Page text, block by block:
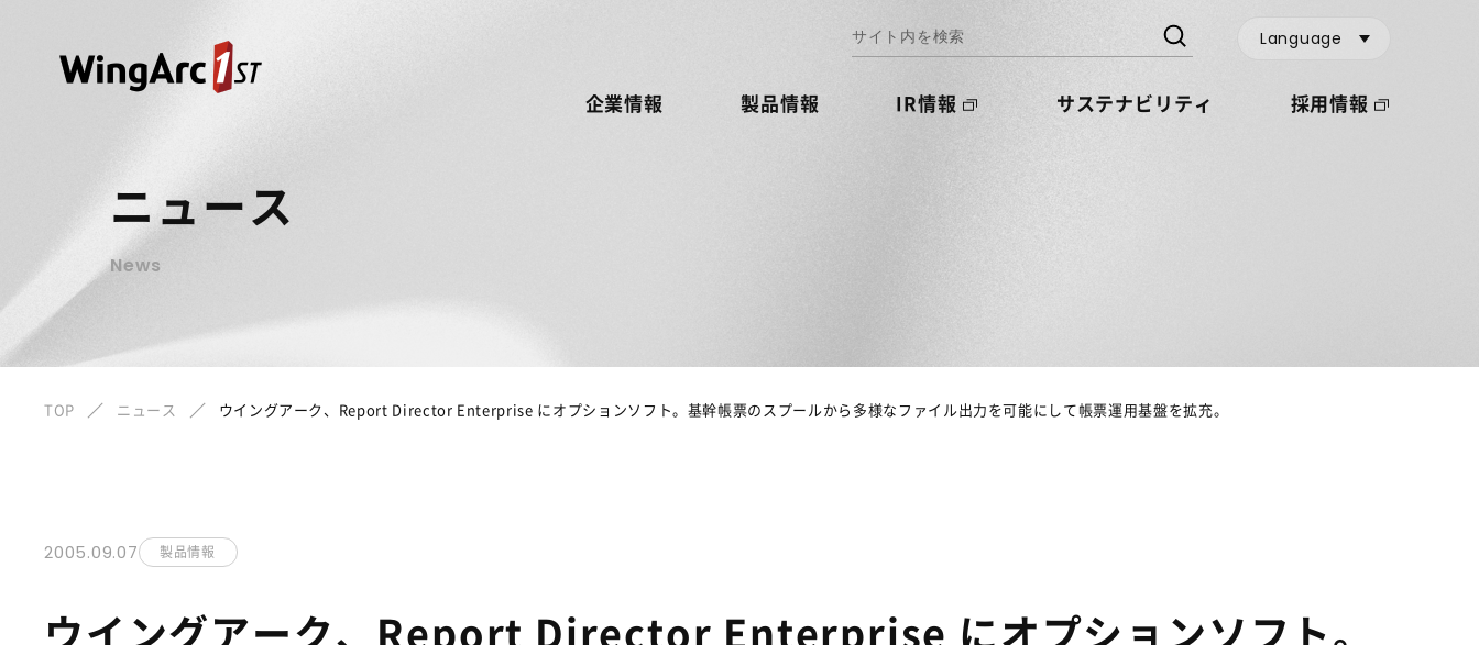
企業情報 製品情報 IR情報 サステナビリティ 採用情報
Language
ニュース
News
TOP ニュース ウイングアーク、Report Director Enterprise にオプションソフト。基幹帳票のスプールから多様なファイル出力を可能にして帳票運用基盤を拡充。
2005.09.07 製品情報
ウイングアーク、Report Director Enterprise にオプションソフト。